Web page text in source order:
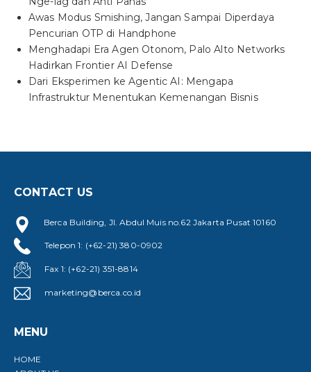
Awas Modus Smishing, Jangan Sampai Diperdaya
Pencurian OTP di Handphone
Menghadapi Era Agen Otonom, Palo Alto Networks
Hadirkan Frontier AI Defense
Dari Eksperimen ke Agentic AI: Mengapa
Infrastruktur Menentukan Kemenangan Bisnis
CONTACT US
Berca Building, Jl. Abdul Muis no.62 Jakarta Pusat 10160
Telepon 1: (+62-21) 380-0902
Fax 1: (+62-21) 351-8814
marketing@berca.co.id
MENU
HOME